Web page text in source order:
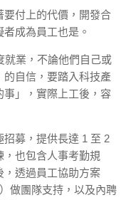
要付上的代價，開發合
成為員工也是。
就業，不論他們自己或
的自信，要踏入科技產
」，實際上工後，容
募，提供長達 1 至 2
也包含人事考勤規
，透過員工協助方案
做團隊支持，以及內聘